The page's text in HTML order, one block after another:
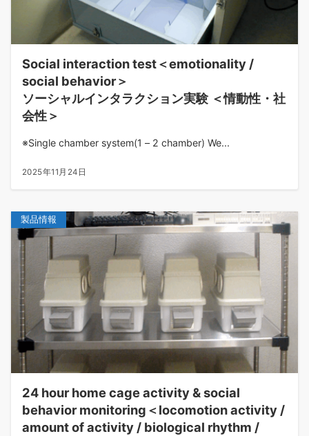
Social interaction test＜emotionality /
social behavior＞
ソーシャルインタラクション実験 ＜情動性・社
会性＞
※Single chamber system(1 – 2 chamber) We...
2025年11月24日
製品情報
24 hour home cage activity & social
behavior monitoring＜locomotion activity /
amount of activity / biological rhythm /